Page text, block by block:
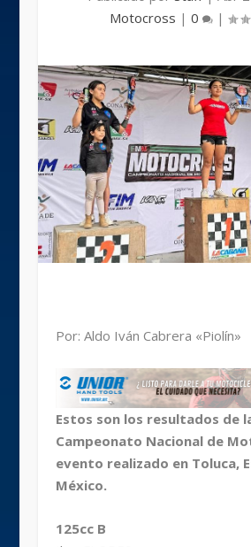
Motocross | 0 |
Por: Aldo Iván Cabrera «Piolín»
Estos son los resultados de
Campeonato Nacional de
evento realizado en Toluca,
México.
125cc B